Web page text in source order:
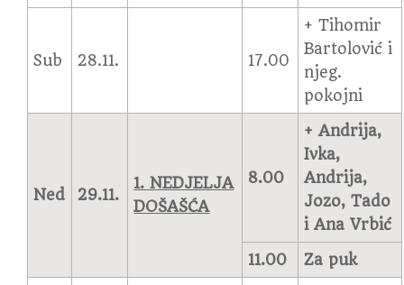
Sub 28.11. 17.00
+ Tihomir
Bartolović i
njeg.
pokojni
Ned 29.11.
1. NEDJELJA
DOŠAŠĆA
8.00
+Andrija,
Ivka,
Andrija,
Jozo, Tado
i Ana Vrbić
11.00
Za puk